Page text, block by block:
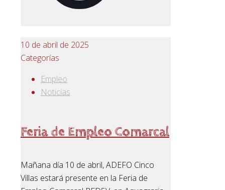
10 de abril de 2025
Categorías
Empleo
Noticias
Feria de Empleo Comarcal
Mañana día 10 de abril, ADEFO Cinco
Villas estará presente en la Feria de